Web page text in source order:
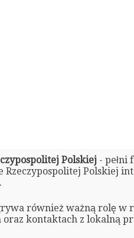
Polskiej- pełni
Rzeczypospolitej Polskiej
również ważną rolę w
kontaktach z lokalną